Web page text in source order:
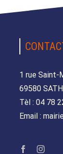
1 rue Saint-
69580
Tèl : 04 78
Email :